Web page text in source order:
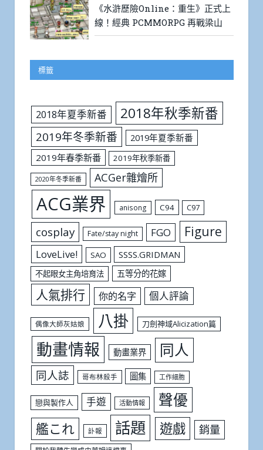
《水滸歷險Online：重生》正式上
線！經典 PCMMORPG 再戰梁山
標籤
2018年夏季新番 2018年秋季新番
2019年冬季新番
2019年夏季新番
2019年春季新番
2019年秋季新番
2020年冬季新番 ACGer雜燴所
ACG業界 anisong C94 C97
cosplay Fate/stay night FGO Figure
LoveLive! SAO SSSS.GRIDMAN
不起眼女主角培育法 五等分的花嫁
人氣排行 你的名字 個人評論
偶像大師灰姑娘 八掛 刀劍神域Alicization篇
動畫情報 動畫業界 同人
同人誌 哥布林殺手 圖集 工作細胞
戀與製作人 手遊 活動情報 聲優
艦これ 訃報 話題 遊戲 銷量